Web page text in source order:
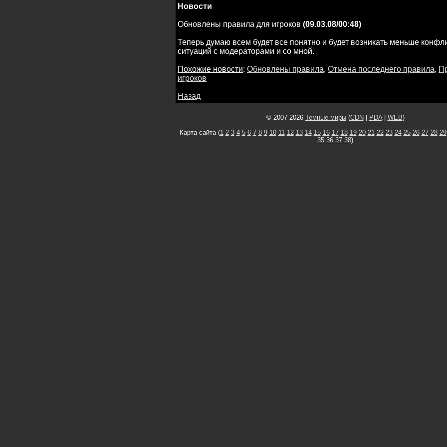
Новости
Обновлены правила для игроков (09.03.08/00:48)
Теперь думаю всем будет все понятно и будет возникать меньше
ситуаций с модераторами и со мной.
Похожие новости: Обновлены правила, Отмена последнего правила,
игроков
Назад
© 2007-2026 Темные миры(CDN PDA| WEB)
Карта сайта (1 2 3 4 5 6 7 8 9 10 11 12 13 14 15 16 17 18 19 20 21 22 23 24 25 26 27 28 29
35 36 37 38)